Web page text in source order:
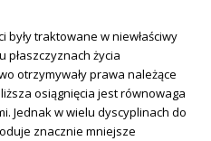
traktowane w niewłaściwy
płaszczyznach życia
otrzymywały prawa należące
osiągnięcia jest równowaga
Jednak w wielu dyscyplinach do
znacznie mniejsze